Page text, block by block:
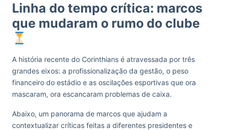
Linha do tempo crítica: marcos
que mudaram o rumo do clube
A história recente do Corinthians é atravessada por três
grandes eixos: a profissionalização da gestão, o peso
financeiro do estádio e as oscilações esportivas que ora
mascaram, ora escancaram problemas de caixa.
Abaixo, um panorama de marcos que ajudam a
contextualizar críticas feitas a diferentes presidentes e